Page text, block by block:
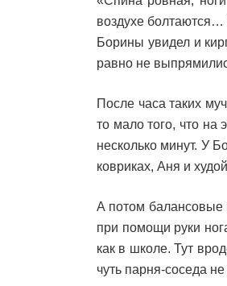
воздухе болтаются…
Борины увидел и
равно не
После часа таких
то мало того, что на
несколько минут. У
ковриках, Аня и
А потом балансовые
при помощи руки
как в школе. Тут
чуть парня-соседа